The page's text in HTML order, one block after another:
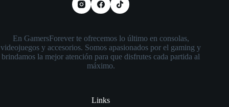
En GamersForever te ofrecemos lo último en consolas,
videojuegos y accesorios. Somos apasionados por el gaming y
brindamos la mejor atención para que disfrutes cada partida al
máximo.
Links